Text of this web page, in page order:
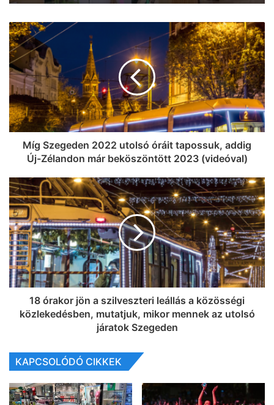
Míg Szegeden 2022 utolsó óráit tapossuk, addig
Új-Zélandon már beköszöntött 2023 (videóval)
18 órakor jön a szilveszteri leállás a közösségi
közlekedésben, mutatjuk, mikor mennek az utolsó
járatok Szegeden
KAPCSOLÓDÓ CIKKEK